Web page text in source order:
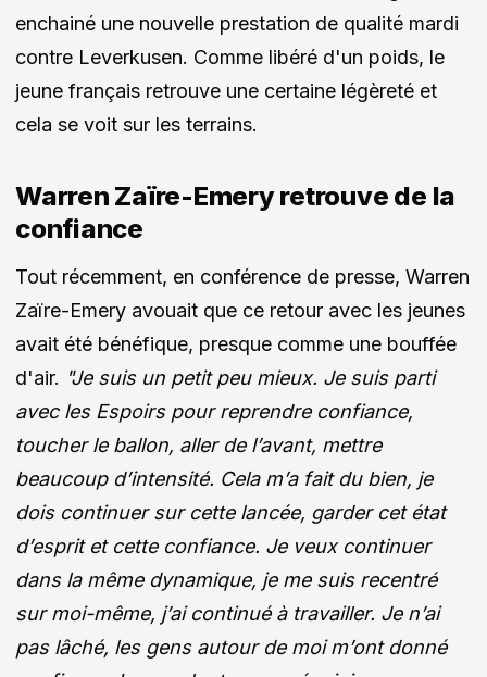
enchainé une nouvelle prestation de qualité mardi
contre Leverkusen. Comme libéré d'un poids, le
jeune français retrouve une certaine légèreté et
cela se voit sur les terrains.
Warren Zaïre-Emery retrouve de la
confiance
Tout récemment, en conférence de presse, Warren
Zaïre-Emery avouait que ce retour avec les jeunes
avait été bénéfique, presque comme une bouffée
d'air. "Je suis un petit peu mieux. Je suis parti
avec les Espoirs pour reprendre confiance,
toucher le ballon, aller de l’avant, mettre
beaucoup d’intensité. Cela m’a fait du bien, je
dois continuer sur cette lancée, garder cet état
d’esprit et cette confiance. Je veux continuer
dans la même dynamique, je me suis recentré
sur moi-même, j’ai continué à travailler. Je n’ai
pas lâché, les gens autour de moi m’ont donné